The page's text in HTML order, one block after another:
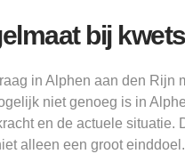
bij
in Alphen aan den Rijn
niet genoeg is in
en de actuele situatie.
alleen een groot